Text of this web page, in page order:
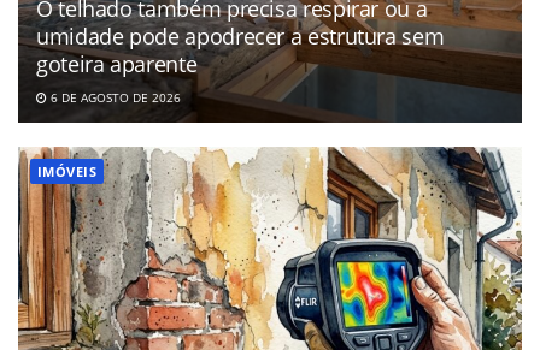
O telhado também precisa respirar ou a
umidade pode apodrecer a estrutura sem
goteira aparente
6 DE AGOSTO DE 2026
IMÓVEIS